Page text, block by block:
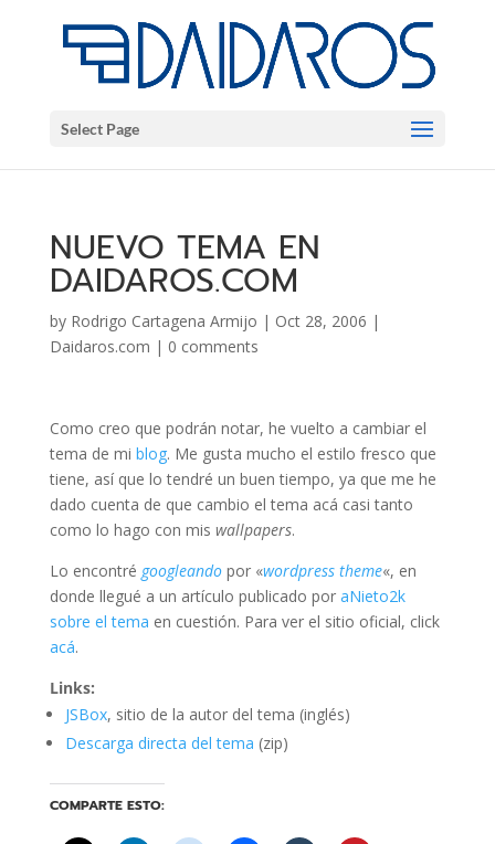
Select Page
NUEVO TEMA EN
DAIDAROS.COM
by Rodrigo Cartagena Armijo | Oct 28, 2006 |
Daidaros.com | 0 comments
Como creo que podrán notar, he vuelto a cambiar el
tema de mi blog. Me gusta mucho el estilo fresco que
tiene, así que lo tendré un buen tiempo, ya que me he
dado cuenta de que cambio el tema acá casi tanto
como lo hago con mis wallpapers.
Lo encontré googleandopor «wordpress theme«, en
donde llegué a un artículo publicado por aNieto2k
sobre el tema en cuestión. Para ver el sitio oficial, click
acá.
Links:
JSBox, sitio de la autor del tema (inglés)
Descarga directa del tema (zip)
COMPARTE ESTO: